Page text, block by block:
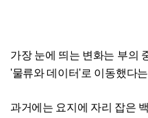
가장 눈에 띄는 변화는 부의
'물류와 데이터'로 이동했다
과거에는 요지에 자리 잡은